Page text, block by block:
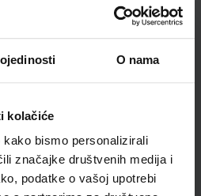
O nama
kolačiće
bismo personalizirali
značajke društvenih medija i
podatke o vašoj upotrebi
589163